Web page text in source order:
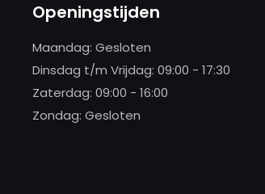
Openingstijden
Maandag: Gesloten
Dinsdag t/m Vrijdag: 09:00 - 17:30
Zaterdag: 09:00 - 16:00
Zondag: Gesloten